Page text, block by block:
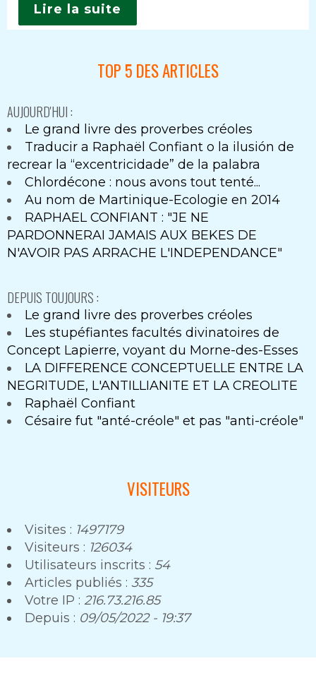
Lire la suite
TOP 5 DES ARTICLES
AUJOURD'HUI :
Le grand livre des proverbes créoles
Traducir a Raphaël Confiant o la ilusión de
recrear la “excentricidade” de la palabra
Chlordécone : nous avons tout tenté...
Au nom de Martinique-Ecologie en 2014
RAPHAEL CONFIANT : "JE NE
PARDONNERAI JAMAIS AUX BEKES DE
N'AVOIR PAS ARRACHE L'INDEPENDANCE"
DEPUIS TOUJOURS :
Le grand livre des proverbes créoles
Les stupéfiantes facultés divinatoires de
Concept Lapierre, voyant du Morne-des-Esses
LA DIFFERENCE CONCEPTUELLE ENTRE LA
NEGRITUDE, L'ANTILLIANITE ET LA CREOLITE
Raphaël Confiant
Césaire fut "anté-créole" et pas "anti-créole"
VISITEURS
Visites : 1497179
Visiteurs : 126034
Utilisateurs inscrits : 54
Articles publiés : 335
Votre IP : 216.73.216.85
Depuis : 09/05/2022 - 19:37